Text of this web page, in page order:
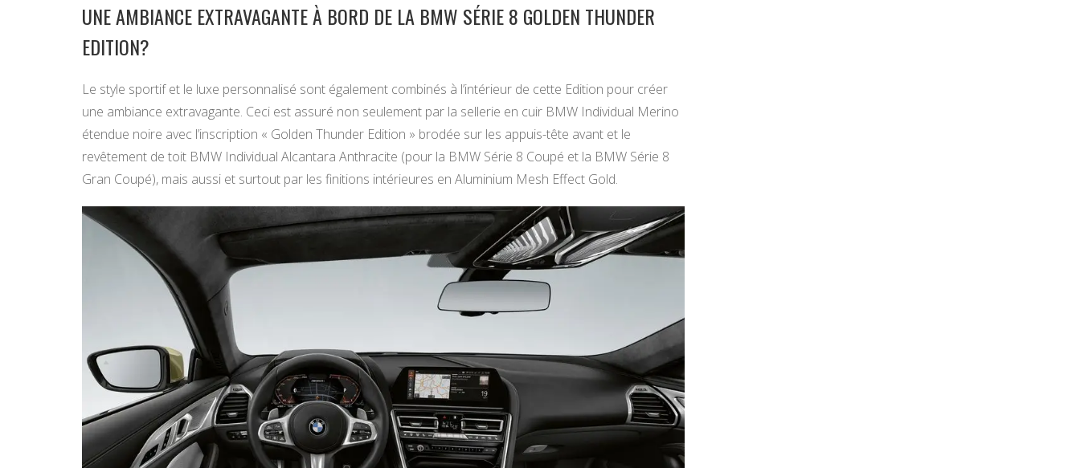
UNE AMBIANCE EXTRAVAGANTE À BORD DE LA BMW SÉRIE 8 GOLDEN THUNDER
EDITION?
Le style sportif et le luxe personnalisé sont également combinés à l’intérieur de cette Edition pour créer
une ambiance extravagante. Ceci est assuré non seulement par la sellerie en cuir BMW Individual Merino
étendue noire avec l’inscription « Golden Thunder Edition » brodée sur les appuis-tête avant et le
revêtement de toit BMW Individual Alcantara Anthracite (pour la BMW Série 8 Coupé et la BMW Série 8
Gran Coupé), mais aussi et surtout par les finitions intérieures en Aluminium Mesh Effect Gold.